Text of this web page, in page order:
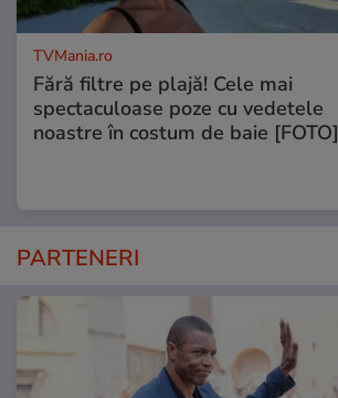
TVMania.ro
Fără filtre pe plajă! Cele mai
spectaculoase poze cu vedetele
noastre în costum de baie [FOTO]
PARTENERI